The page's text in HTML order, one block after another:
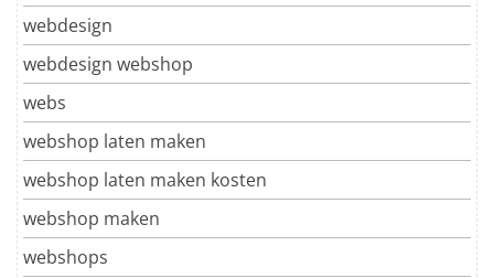
webdesign
webdesign webshop
webs
webshop laten maken
webshop laten maken kosten
webshop maken
webshops